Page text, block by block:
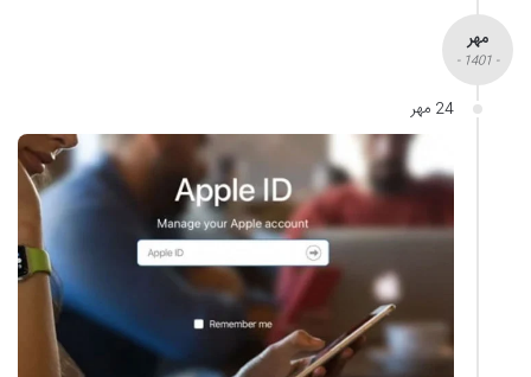
مهر
- 1401 -
24 مهر